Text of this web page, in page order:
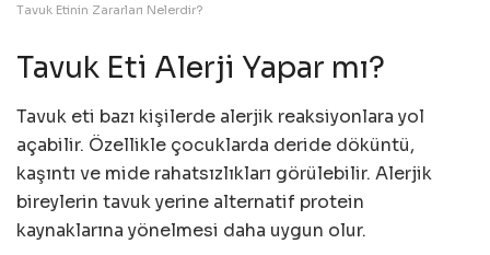
Tavuk Etinin Zararları Nelerdir?
Tavuk Eti Alerji Yapar mı?
Tavuk eti bazı kişilerde alerjik reaksiyonlara yol
açabilir. Özellikle çocuklarda deride döküntü,
kaşıntı ve mide rahatsızlıkları görülebilir. Alerjik
bireylerin tavuk yerine alternatif protein
kaynaklarına yönelmesi daha uygun olur.